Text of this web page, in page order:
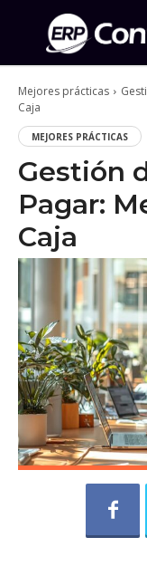
Mejores prácticas
Caja
MEJORES PRÁCTICAS
Gestión
Pagar:
Caja